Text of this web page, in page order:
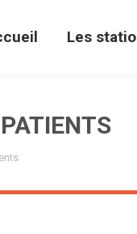
Les